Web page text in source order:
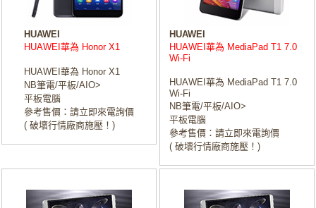
HUAWEI
HUAWEI華為 Honor X1
HUAWEI華為 Honor X1
NB筆電/平板/AIO>
平板電腦
參考售價：請立即來電詢價
( 破壞行情廠商施壓！)
HUAWEI
HUAWEI華為 MediaPad T1 7.0
Wi-Fi
HUAWEI華為 MediaPad T1 7.0
Wi-Fi
NB筆電/平板/AIO>
平板電腦
參考售價：請立即來電詢價
( 破壞行情廠商施壓！)